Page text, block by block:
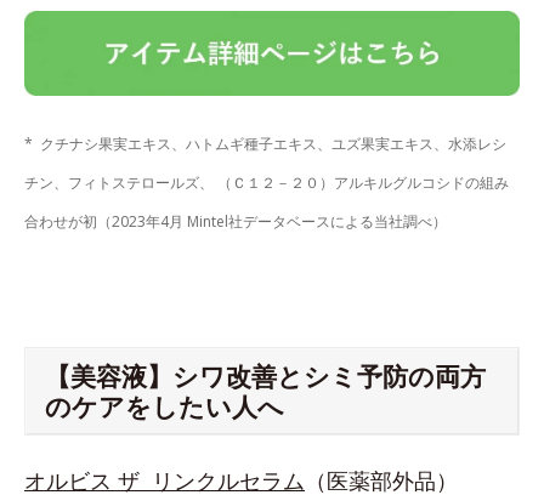
* クチナシ果実エキス、ハトムギ種子エキス、ユズ果実エキス、水添レシ
チン、フィトステロールズ、 （Ｃ１２－２０）アルキルグルコシドの組み
合わせが初（2023年4月 Mintel社データベースによる当社調べ）
【美容液】シワ改善とシミ予防の両方
のケアをしたい人へ
オルビス ザ リンクルセラム （医薬部外品）